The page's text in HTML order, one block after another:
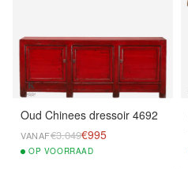
Oud Chinees dressoir 4692
VANAF€3.049€995
OP VOORRAAD